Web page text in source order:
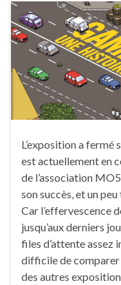
L’exposition a fermé
est actuellement en
de l’association
son succès, et un
Car l’effervescence
jusqu’aux derniers
files d’attente assez
difficile de comparer
des autres